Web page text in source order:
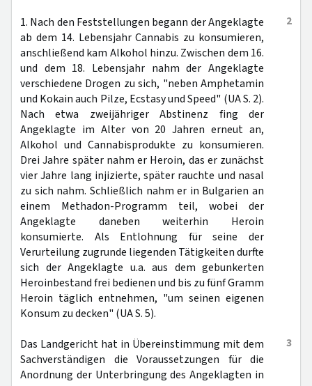
2
1. Nach den Feststellungen begann der Angeklagte
ab dem 14. Lebensjahr Cannabis zu konsumieren,
anschließend kam Alkohol hinzu. Zwischen dem 16.
und dem 18. Lebensjahr nahm der Angeklagte
verschiedene Drogen zu sich, "neben Amphetamin
und Kokain auch Pilze, Ecstasy und Speed" (UA S. 2).
Nach etwa zweijähriger Abstinenz fing der
Angeklagte im Alter von 20 Jahren erneut an,
Alkohol und Cannabisprodukte zu konsumieren.
Drei Jahre später nahm er Heroin, das er zunächst
vier Jahre lang injizierte, später rauchte und nasal
zu sich nahm. Schließlich nahm er in Bulgarien an
einem Methadon-Programm teil, wobei der
Angeklagte daneben weiterhin Heroin
konsumierte. Als Entlohnung für seine der
Verurteilung zugrunde liegenden Tätigkeiten durfte
sich der Angeklagte u.a. aus dem gebunkerten
Heroinbestand frei bedienen und bis zu fünf Gramm
Heroin täglich entnehmen, "um seinen eigenen
Konsum zu decken" (UA S. 5).
3
Das Landgericht hat in Übereinstimmung mit dem
Sachverständigen die Voraussetzungen für die
Anordnung der Unterbringung des Angeklagten in